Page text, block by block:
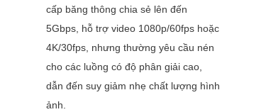
cấp băng thông chia sẻ lên đến
5Gbps, hỗ trợ video 1080p/60fps hoặc
4K/30fps, nhưng thường yêu cầu nén
cho các luồng có độ phân giải cao,
dẫn đến suy giảm nhẹ chất lượng hình
ảnh.